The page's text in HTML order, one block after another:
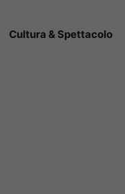
Cultura & Spettacolo